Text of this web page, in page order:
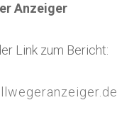
Anzeiger
Link zum Bericht: